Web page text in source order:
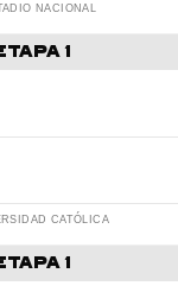
NACIONAL
1
CATÓLICA
1